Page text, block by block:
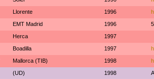
Llorente 1996
EMT Madrid 1996
Herca 1997
Boadilla 1997
Mallorca (TIB) 1998
(UD) 1998